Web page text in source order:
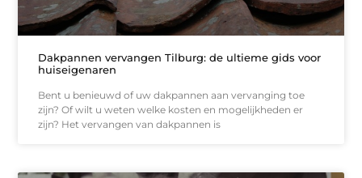
Dakpannen vervangen Tilburg: de ultieme gids voor
huiseigenaren
Bent u benieuwd of uw dakpannen aan vervanging toe
zijn? Of wilt u weten welke kosten en mogelijkheden er
zijn? Het vervangen van dakpannen is